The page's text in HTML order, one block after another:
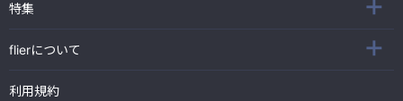
特集
flierについて
利用規約